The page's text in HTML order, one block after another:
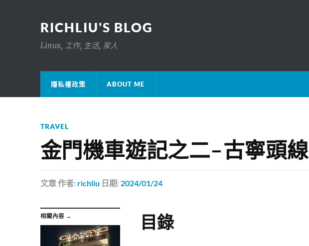
RICHLIU'S BLOG
Linux, 工作, 生活, 家人
隱私權政策 ABOUT ME
TRAVEL
金門機車遊記之二-古寧頭線
文章作者: richliu 日期: 2024/01/24
相關內容 → 目錄